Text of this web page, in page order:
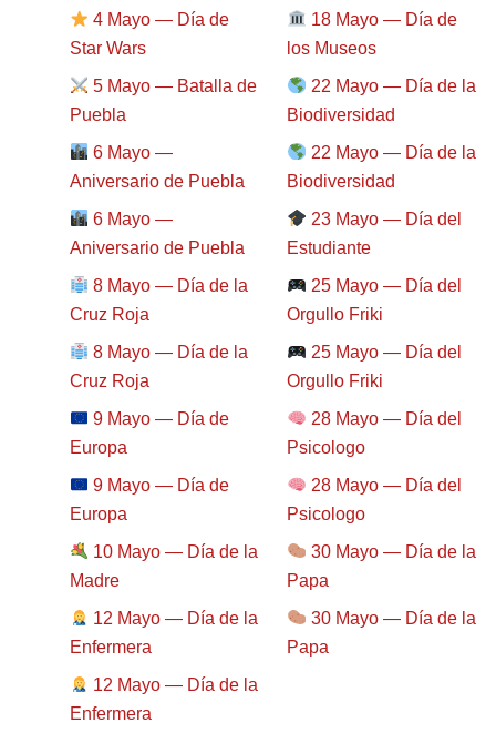
4 Mayo — Día de
Star Wars
5 Mayo — Batalla de
Puebla
6 Mayo —
Aniversario de Puebla
6 Mayo —
Aniversario de Puebla
8 Mayo — Día de la
Cruz Roja
8 Mayo — Día de la
Cruz Roja
9 Mayo — Día de
Europa
9 Mayo — Día de
Europa
10 Mayo — Día de la
Madre
12 Mayo — Día de la
Enfermera
12 Mayo — Día de la
Enfermera
18 Mayo — Día de
los Museos
22 Mayo — Día de la
Biodiversidad
22 Mayo — Día de la
Biodiversidad
23 Mayo — Día del
Estudiante
25 Mayo — Día del
Orgullo Friki
25 Mayo — Día del
Orgullo Friki
28 Mayo — Día del
Psicologo
28 Mayo — Día del
Psicologo
30 Mayo — Día de la
Papa
30 Mayo — Día de la
Papa